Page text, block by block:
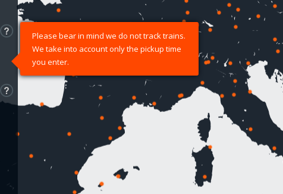
Please bear in mind we do not track trains.
We take into account only the pickup time
you enter.